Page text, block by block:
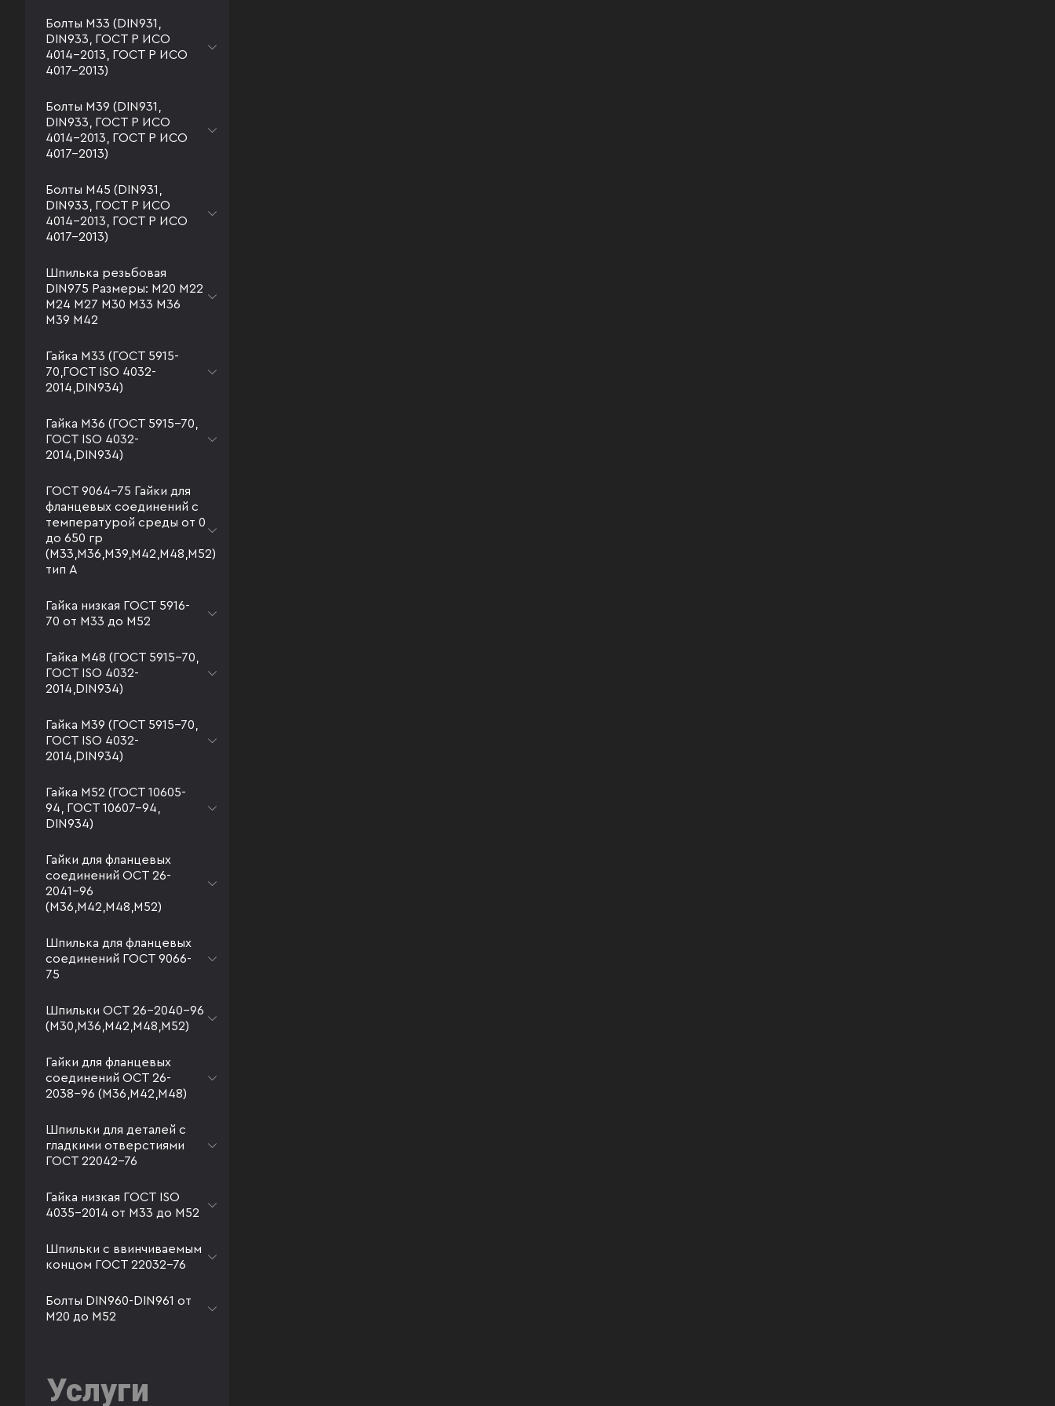
Болты М33 (DIN931,
DIN933, ГОСТ Р ИСО
4014-2013, ГОСТ Р ИСО
4017-2013)
Болты М39 (DIN931,
DIN933, ГОСТ Р ИСО
4014-2013, ГОСТ Р ИСО
4017-2013)
Болты М45 (DIN931,
DIN933, ГОСТ Р ИСО
4014-2013, ГОСТ Р ИСО
4017-2013)
Шпилька резьбовая
DIN975 Размеры: М20 М22
М24 М27 М30 М33 М36
М39 М42
Гайка М33 (ГОСТ 5915-
70,ГОСТ ISO 4032-
2014,DIN934)
Гайка М36 (ГОСТ 5915-70,
ГОСТ ISO 4032-
2014,DIN934)
ГОСТ 9064-75 Гайки для
фланцевых соединений с
температурой среды от 0
до 650 гр
(М33,М36,М39,М42,М48,М52)
тип А
Гайка низкая ГОСТ 5916-
70 от М33 до М52
Гайка М48 (ГОСТ 5915-70,
ГОСТ ISO 4032-
2014,DIN934)
Гайка М39 (ГОСТ 5915-70,
ГОСТ ISO 4032-
2014,DIN934)
Гайка М52 (ГОСТ 10605-
94, ГОСТ 10607-94,
DIN934)
Гайки для фланцевых
соединений ОСТ 26-
2041-96
(М36,М42,М48,М52)
Шпилька для фланцевых
соединений ГОСТ 9066-
75
Шпильки ОСТ 26-2040-96
(М30,М36,М42,М48,М52)
Гайки для фланцевых
соединений ОСТ 26-
2038-96 (М36,М42,М48)
Шпильки для деталей с
гладкими отверстиями
ГОСТ 22042-76
Гайка низкая ГОСТ ISO
4035-2014 от М33 до М52
Шпильки с ввинчиваемым
концом ГОСТ 22032-76
Болты DIN960-DIN961 от
М20 до М52
Услуги